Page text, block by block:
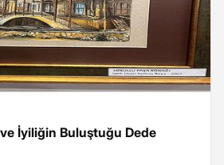
İyiliğin Buluştuğu Dede